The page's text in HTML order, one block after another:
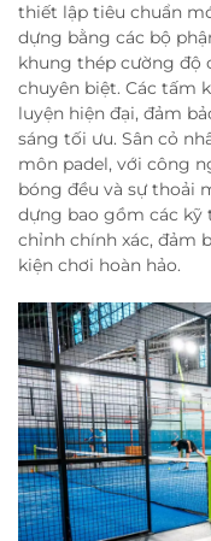
thiết lập tiêu chuẩn
dựng bằng các bộ
khung thép cường độ
chuyên biệt. Các tấm
luyện hiện đại, đảm
sáng tối ưu. Sân cỏ
môn padel, với công
bóng đều và sự thoải
dựng bao gồm các kỹ
chỉnh chính xác, đảm
kiện chơi hoàn hảo.